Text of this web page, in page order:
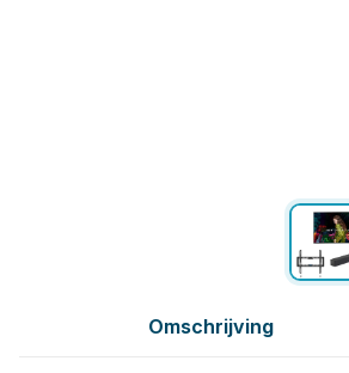
Omschrijving